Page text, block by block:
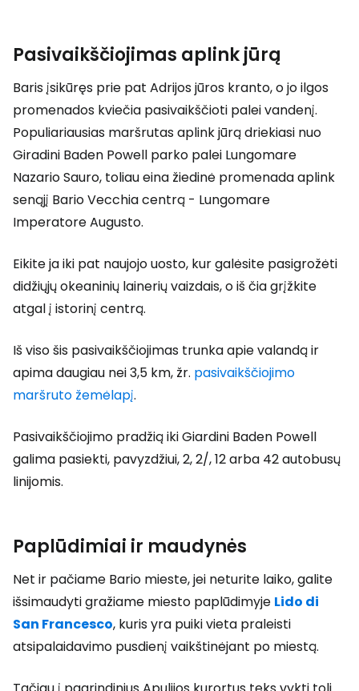
Pasivaikščiojimas aplink jūrą
Baris įsikūręs prie pat Adrijos jūros kranto, o jo ilgos
promenados kviečia pasivaikščioti palei vandenį.
Populiariausias maršrutas aplink jūrą driekiasi nuo
Giradini Baden Powell parko palei Lungomare
Nazario Sauro, toliau eina žiedinė promenada aplink
senąjį Bario Vecchia centrą - Lungomare
Imperatore Augusto.
Eikite ja iki pat naujojo uosto, kur galėsite pasigrožėti
didžiųjų okeaninių lainerių vaizdais, o iš čia grįžkite
atgal į istorinį centrą.
Iš viso šis pasivaikščiojimas trunka apie valandą ir
apima daugiau nei 3,5 km, žr. pasivaikščiojimo
maršruto žemėlapį.
Pasivaikščiojimo pradžią iki Giardini Baden Powell
galima pasiekti, pavyzdžiui, 2, 2/, 12 arba 42 autobusų
linijomis.
Paplūdimiai ir maudynės
Net ir pačiame Bario mieste, jei neturite laiko, galite
išsimaudyti gražiame miesto paplūdimyje Lido di
San Francesco, kuris yra puiki vieta praleisti
atsipalaidavimo pusdienį vaikštinėjant po miestą.